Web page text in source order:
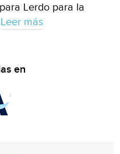
Lerdo para la
Leer más
en